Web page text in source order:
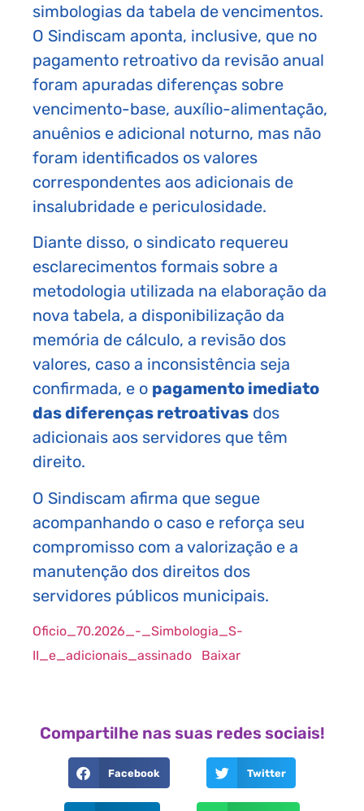
simbologias da tabela de vencimentos.
O Sindiscam aponta, inclusive, que no
pagamento retroativo da revisão anual
foram apuradas diferenças sobre
vencimento-base, auxílio-alimentação,
anuênios e adicional noturno, mas não
foram identificados os valores
correspondentes aos adicionais de
insalubridade e periculosidade.
Diante disso, o sindicato requereu
esclarecimentos formais sobre a
metodologia utilizada na elaboração da
nova tabela, a disponibilização da
memória de cálculo, a revisão dos
valores, caso a inconsistência seja
confirmada, e o pagamento imediato
das diferenças retroativas dos
adicionais aos servidores que têm
direito.
O Sindiscam afirma que segue
acompanhando o caso e reforça seu
compromisso com a valorização e a
manutenção dos direitos dos
servidores públicos municipais.
Oficio_70.2026_-_Simbologia_S-
II_e_adicionais_assinado
Baixar
Compartilhe nas suas redes sociais!
Facebook Twitter